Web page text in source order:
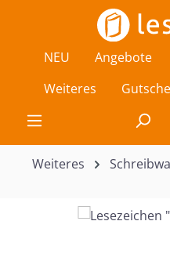
Zum Hauptinhalt springen
NEU Angebote
Weiteres
Weiteres
Bildergalerie überspringen